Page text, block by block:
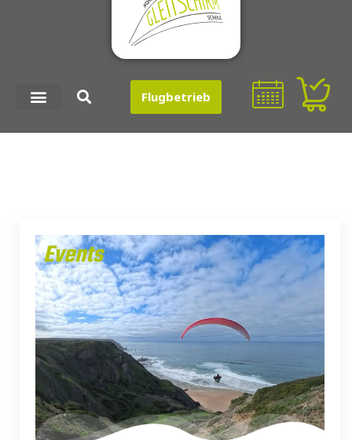
Flugbetrieb
Events